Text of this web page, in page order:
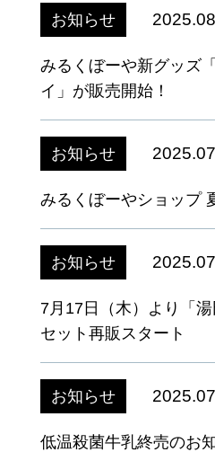
お知らせ
みるくぼーや新グッズ
イ」が販売開始！
お知らせ
みるくぼーやショップ
お知らせ
7月17日（木）より「
セット再販スタート
お知らせ
低温殺菌牛乳終売のお